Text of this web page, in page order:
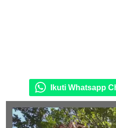
Ikuti Whatsapp